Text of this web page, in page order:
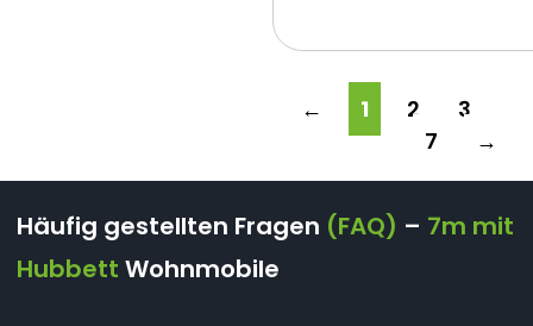
← 1 2 3
7 →
Häufig gestellten Fragen (FAQ) – 7m mit
Hubbett Wohnmobile